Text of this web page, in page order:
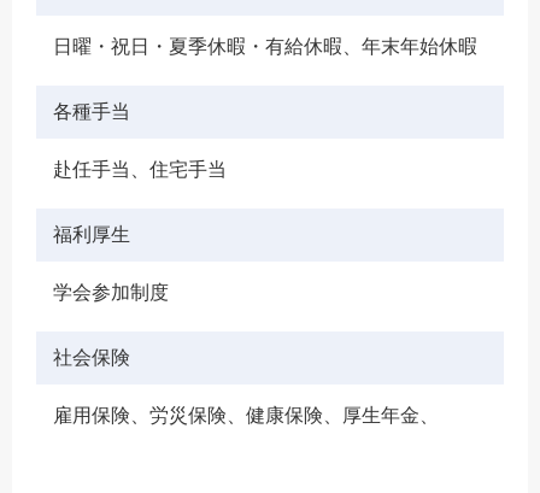
日曜・祝日・夏季休暇・有給休暇、年末年始休暇
各種手当
赴任手当、住宅手当
福利厚生
学会参加制度
社会保険
雇用保険、労災保険、健康保険、厚生年金、